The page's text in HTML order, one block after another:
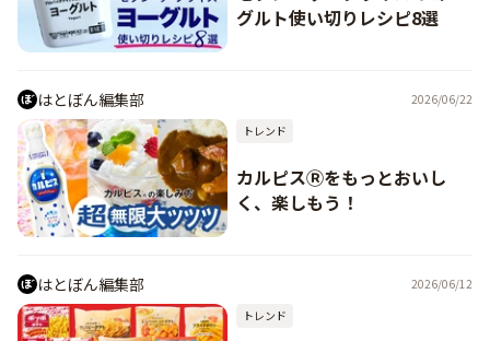
グルト使い切りレシピ8選
はとぼん編集部
2026/06/22
トレンド
カルピスⓇをもっとおいし
く、楽しもう！
はとぼん編集部
2026/06/12
トレンド